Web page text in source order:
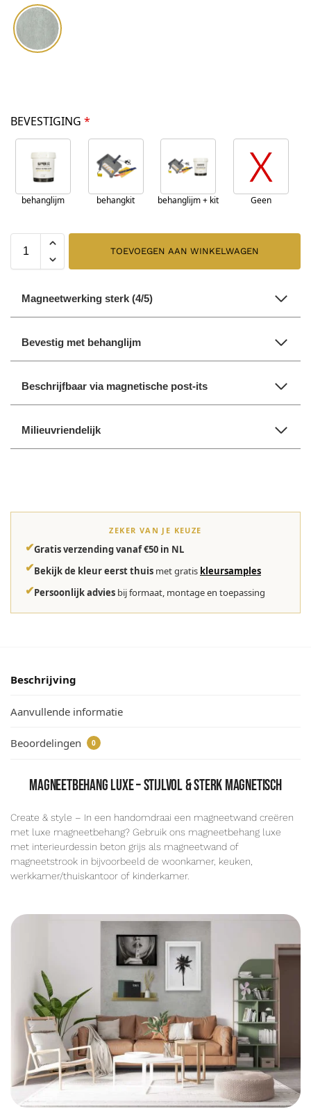
BEVESTIGING *
behanglijm behangkit behanglijm + kit Geen
TOEVOEGEN AAN WINKELWAGEN
Magneetwerking sterk (4/5)
Bevestig met behanglijm
Beschrijfbaar via magnetische post-its
Milieuvriendelijk
ZEKER VAN JE KEUZE
✔Gratis verzending vanaf €50 in NL
✔Bekijk de kleur eerst thuis met gratis kleursamples
✔Persoonlijk advies bij formaat, montage en toepassing
Beschrijving
Aanvullende informatie
Beoordelingen 0
magneetbehang Luxe – Stijlvol & sterk magnetisch
Create & style – In een handomdraai een magneetwand creëren
met luxe magneetbehang? Gebruik ons magneetbehang luxe
met interieurdessin beton grijs als magneetwand of
magneetstrook in bijvoorbeeld de woonkamer, keuken,
werkkamer/thuiskantoor of kinderkamer.